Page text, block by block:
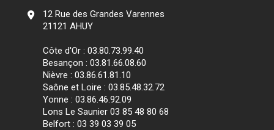
12 Rue des Grandes Varennes
21121 AHUY
Côte d'Or : 03.80.73.99.40
Besançon : 03.81.66.08.60
Nièvre : 03.86.61.81.10
Saône et Loire : 03.85.48.32.72
Yonne : 03.86.46.92.09
Lons Le Saunier 03 85 48 80 68
Belfort : 03 39 03 39 05